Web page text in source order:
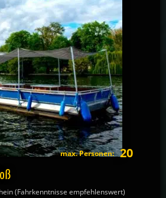
max. Personen: 20
(Fahrkenntnisse empfehlenswert)